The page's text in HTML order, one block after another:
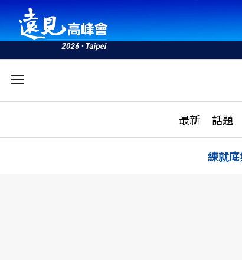
最新 話題
活動
練就